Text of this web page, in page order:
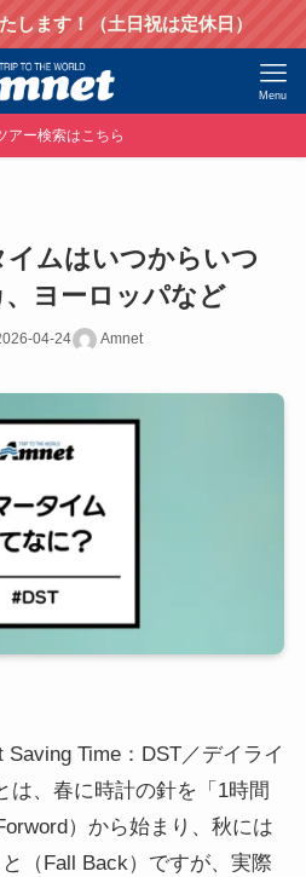
します！（土日祝は定休日）
Menu
アー検索はこちら
イムはいつからいつ
ヨーロッパなど
04-24 Amnet
Time：DST／デイライ
は、春に時計の針を「1時間
）から始まり、秋には
（Fall Back）ですが、実際